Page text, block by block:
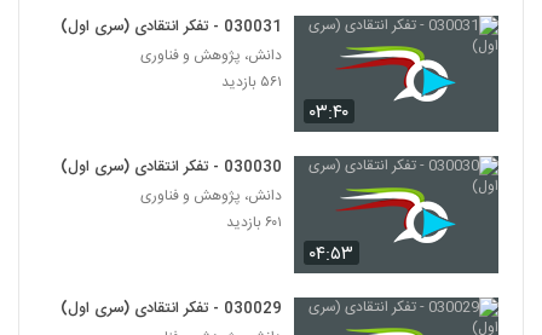
028129 - نظریه شبکه (Network Theory)
120
028130 - نظریه شبکه (Network Theory)
028131 - نظریه شبکه (Network Theory)
۶۰۳ بازدید
۰۳:۴۰
030031 - تفکر انتقادی (سری اول)
دانش، پژوهش و فناوری
۵۶۱ بازدید
۰۴:۵۳
030030 - تفکر انتقادی (سری اول)
دانش، پژوهش و فناوری
۶۰۱ بازدید
030029 - تفکر انتقادی (سری اول)